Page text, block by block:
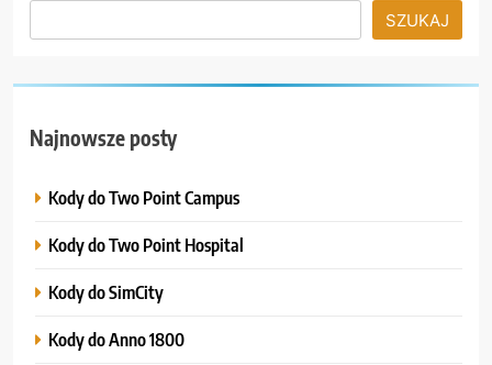
SZUKAJ
Najnowsze posty
Kody do Two Point Campus
Kody do Two Point Hospital
Kody do SimCity
Kody do Anno 1800